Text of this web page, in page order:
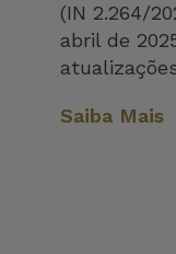
(IN 2.264/
abril de
Saiba Mais